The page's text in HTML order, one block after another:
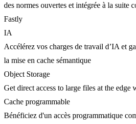
des normes ouvertes et intégrée à la suite
Fastly
IA
Accélérez vos charges de travail d’IA et
la mise en cache sémantique
Object Storage
Get direct access to large files at the edge
Cache programmable
Bénéficiez d'un accès programmatique